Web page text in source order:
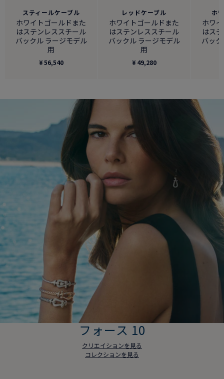
スティールケーブル
ホワイトゴールドまた
はステンレススチール
バックル ラージモデル
用
¥ 56,540
レッドケーブル
ホワイトゴールドまた
はステンレススチール
バックル ラージモデル
用
¥ 49,280
ホ
ホワ
はス
バッ
フォース 10
クリエイションを見る
コレクションを見る